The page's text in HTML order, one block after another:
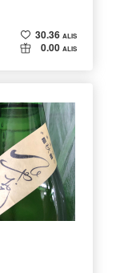
30.36 ALIS
0.00 ALIS